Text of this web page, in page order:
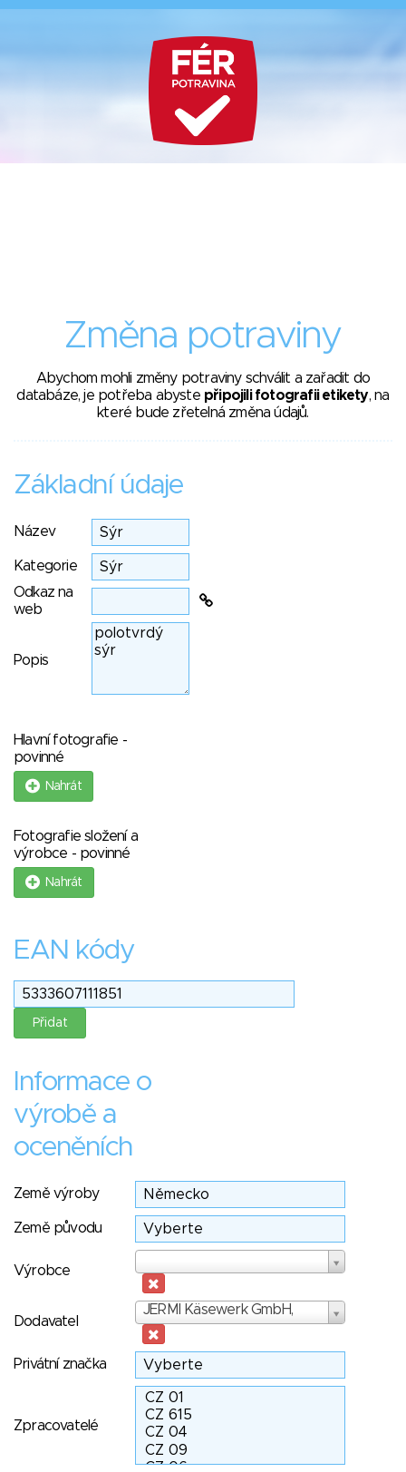
Změna potraviny
Abychom mohli změny potraviny schválit a zařadit do
databáze, je potřeba abyste připojili fotografii etikety, na
které bude zřetelná změna údajů.
Základní údaje
Název
Kategorie
Odkaz na
web
Popis
Hlavní fotografie -
povinné
Nahrát
Fotografie složení a
výrobce - povinné
Nahrát
EAN kódy
Informace o
výrobě a
oceněních
Země výroby
Země původu
Výrobce
Dodavatel
JERMI Käsewerk GmbH,
Dodavatel
Privátní značka
Zpracovatelé